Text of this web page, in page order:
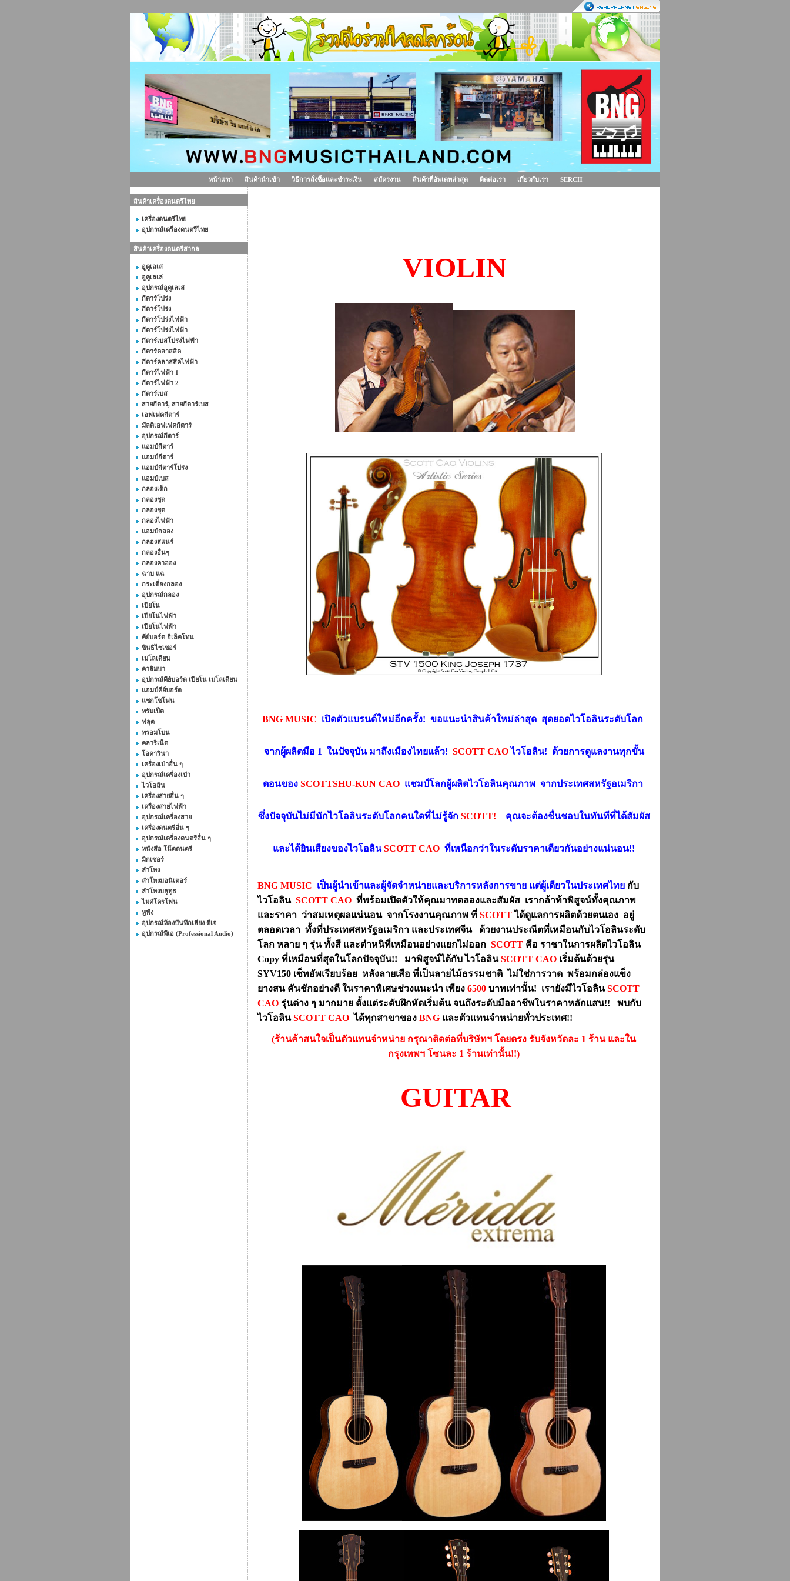
หน้าแรก สินค้านำเข้า วิธีการสั่งซื้อและชำระเงิน สมัครงาน สินค้าที่อัพเดทล่าสุด ติดต่อเรา เกี่ยวกับเรา SERCH
สินค้าเครื่องดนตรีไทย
เครื่องดนตรีไทย
อุปกรณ์เครื่องดนตรีไทย
สินค้าเครื่องดนตรีสากล
อูคูเลเล่
อูคูเลเล่
อุปกรณ์อูคูเลเล่
กีตาร์โปร่ง
กีตาร์โปร่ง
กีตาร์โปร่งไฟฟ้า
กีตาร์โปร่งไฟฟ้า
กีตาร์เบสโปร่งไฟฟ้า
กีตาร์คลาสสิค
กีตาร์คลาสสิคไฟฟ้า
กีตาร์ไฟฟ้า 1
กีตาร์ไฟฟ้า 2
กีตาร์เบส
สายกีตาร์, สายกีตาร์เบส
เอฟเฟคกีตาร์
มัลติเอฟเฟคกีตาร์
อุปกรณ์กีตาร์
แอมป์กีตาร์
แอมป์กีตาร์
แอมป์กีตาร์โปร่ง
แอมป์เบส
กลองเด็ก
กลองชุด
กลองชุด
กลองไฟฟ้า
แอมป์กลอง
กลองสแนร์
กลองอื่นๆ
กลองคาฮอง
ฉาบ แฉ
กระเดื่องกลอง
อุปกรณ์กลอง
เปียโน
เปียโนไฟฟ้า
เปียโนไฟฟ้า
คีย์บอร์ด อิเล็คโทน
ซินธิไซเซอร์
เมโลเดียน
คาลิมบา
อุปกรณ์คีย์บอร์ด เปียโน เมโลเดียน
แอมป์คีย์บอร์ด
แซกโซโฟน
ทรัมเป็ต
ฟลุต
ทรอมโบน
คลาริเน็ต
โอคารินา
เครื่องเป่าอื่น ๆ
อุปกรณ์เครื่องเป่า
ไวโอลิน
เครื่องสายอื่น ๆ
เครื่องสายไฟฟ้า
อุปกรณ์เครื่องสาย
เครื่องดนตรีอื่น ๆ
อุปกรณ์เครื่องดนตรีอื่น ๆ
หนังสือ โน๊ตดนตรี
มิกเซอร์
ลำโพง
ลำโพงมอนิเตอร์
ลำโพงบลูทูธ
ไมค๋โครโฟน
หูฟัง
อุปกรณ์ห้องบันทึกเสียง ดีเจ
อุปกรณ์พีเอ (Professional Audio)
VIOLIN
BNG MUSIC เปิดตัวแบรนด์ใหม่อีกครั้ง! ขอแนะนำสินค้าใหม่ล่าสุด สุดยอดไวโอลินระดับโลก
จากผู้ผลิตมือ 1 ในปัจจุบัน มาถึงเมืองไทยแล้ว! SCOTT CAOไวโอลิน! ด้วยการดูแลงานทุกขั้น
ตอนของ SCOTTSHU-KUN CAO แชมป์โลกผู้ผลิตไวโอลินคุณภาพ จากประเทศสหรัฐอเมริกา
ซึ่งปัจจุบันไม่มีนักไวโอลินระดับโลกคนใดที่ไม่รู้จัก SCOTT! คุณจะต้องชื่นชอบในทันทีที่ได้สัมผัส
และได้ยินเสียงของไวโอลินSCOTT CAO ที่เหนือกว่าในระดับราคาเดียวกันอย่างแน่นอน!!
BNG MUSIC เป็นผู้นำเข้าและผู้จัดจำหน่ายและบริการหลังการขาย แต่ผู้เดียวในประเทศไทย กับ
ไวโอลิน SCOTT CAOที่พร้อมเปิดตัวให้คุณมาทดลองและสัมผัส เรากล้าท้าพิสูจน์ทั้งคุณภาพ
และราคา ว่าสมเหตุผลแน่นอน จากโรงงานคุณภาพ ที่ SCOTTได้ดูแลการผลิตด้วยตนเอง อยู่
ตลอดเวลา ทั้งที่ประเทศสหรัฐอเมริกา และประเทศจีน ด้วยงานประณีตที่เหมือนกับไวโอลินระดับ
โลก หลาย ๆ รุ่น ทั้งสี และตำหนิที่เหมือนอย่างแยกไม่ออก SCOTTคือ ราชาในการผลิตไวโอลิน
Copy ที่เหมือนที่สุดในโลกปัจจุบัน!! มาพิสูจน์ได้กับ ไวโอลินSCOTT CAOเริ่มต้นด้วยรุ่น
SYV150 เซ็ทอัพเรียบร้อย หลังลายเสือ ที่เป็นลายไม้ธรรมชาติ ไม่ใช่การวาด พร้อมกล่องแข็ง
ยางสน คันชักอย่างดี ในราคาพิเศษช่วงแนะนำ เพียง6500บาทเท่านั้น! เรายังมีไวโอลินSCOTT
CAOรุ่นต่าง ๆ มากมาย ตั้งแต่ระดับฝึกหัดเริ่มต้น จนถึงระดับมืออาชีพในราคาหลักแสน!! พบกับ
ไวโอลินSCOTT CAO ได้ทุกสาขาของ BNGและตัวแทนจำหน่ายทั่วประเทศ!!
(ร้านค้าสนใจเป็นตัวแทนจำหน่าย กรุณาติดต่อที่บริษัทฯ โดยตรง รับจังหวัดละ 1 ร้าน และใน
กรุงเทพฯ โซนละ 1 ร้านเท่านั้น!!)
GUITAR